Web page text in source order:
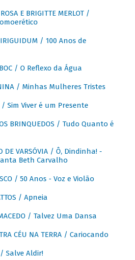
E BRIGITTE MERLOT /
/ 100 Anos de
/ O Reflexo da Água
/ Minhas Mulheres Tristes
/ Sim Viver é um Presente
BRINQUEDOS / Tudo Quanto é
DE VARSÓVIA / Ô, Dindinha! -
Beth Carvalho
/ 50 Anos - Voz e Violão
/ Apneia
/ Talvez Uma Dansa
CÉU NA TERRA / Cariocando
/ Salve Aldir!